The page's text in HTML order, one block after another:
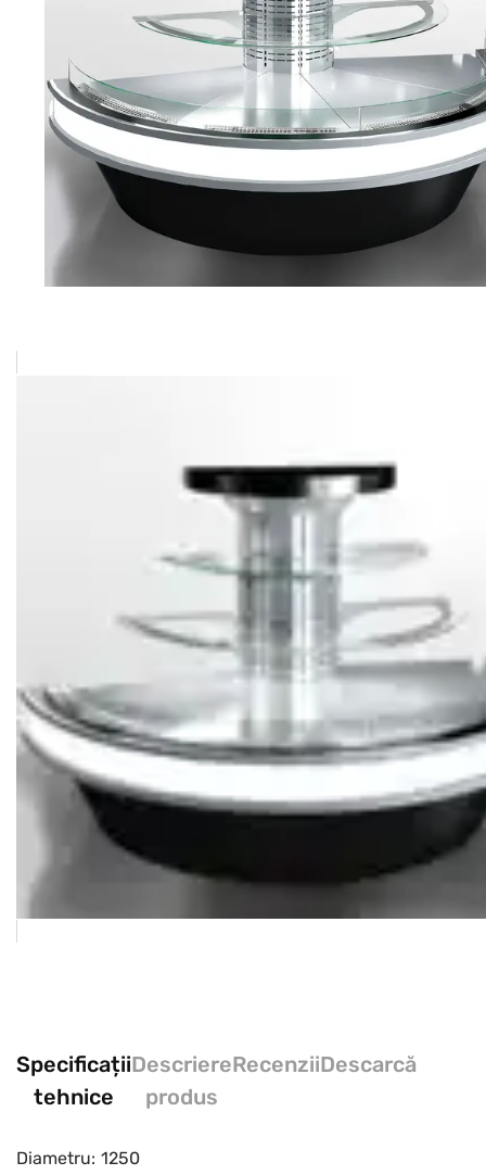
Specificații
tehnice
Descriere
produs
RecenziiDescarcă
Diametru: 1250